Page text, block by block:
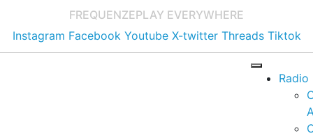
FREQUENZEPLAY EVERYWHERE
Instagram Facebook Youtube X-twitter Threads Tiktok
Radio